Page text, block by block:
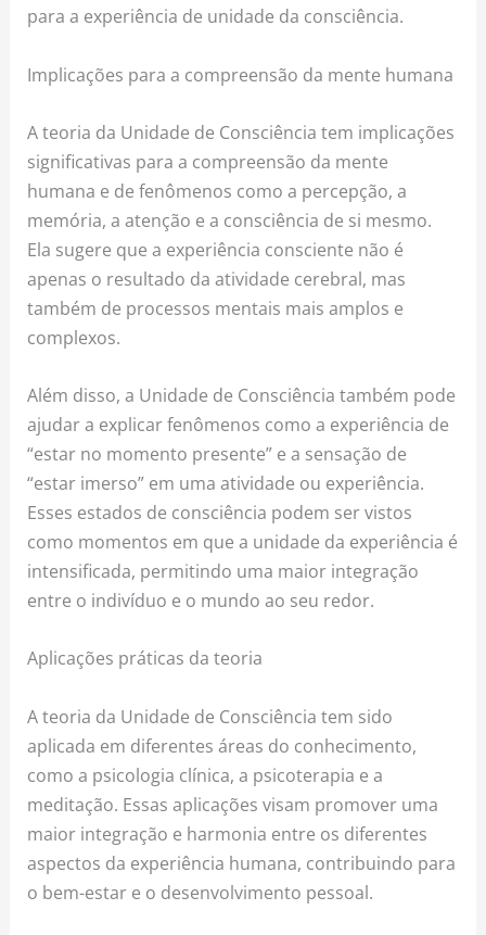
para a experiência de unidade da consciência.
Implicações para a compreensão da mente humana
A teoria da Unidade de Consciência tem implicações
significativas para a compreensão da mente
humana e de fenômenos como a percepção, a
memória, a atenção e a consciência de si mesmo.
Ela sugere que a experiência consciente não é
apenas o resultado da atividade cerebral, mas
também de processos mentais mais amplos e
complexos.
Além disso, a Unidade de Consciência também pode
ajudar a explicar fenômenos como a experiência de
“estar no momento presente” e a sensação de
“estar imerso” em uma atividade ou experiência.
Esses estados de consciência podem ser vistos
como momentos em que a unidade da experiência é
intensificada, permitindo uma maior integração
entre o indivíduo e o mundo ao seu redor.
Aplicações práticas da teoria
A teoria da Unidade de Consciência tem sido
aplicada em diferentes áreas do conhecimento,
como a psicologia clínica, a psicoterapia e a
meditação. Essas aplicações visam promover uma
maior integração e harmonia entre os diferentes
aspectos da experiência humana, contribuindo para
o bem-estar e o desenvolvimento pessoal.